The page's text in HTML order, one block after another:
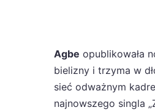
Agbe opublikowała
bielizny i trzyma w
sieć odważnym
najnowszego singla